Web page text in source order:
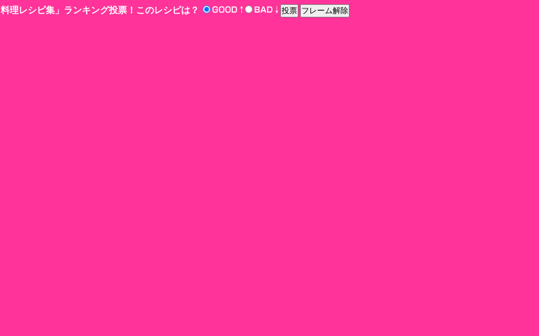
料理レシピ集」ランキング投票！このレシピは？